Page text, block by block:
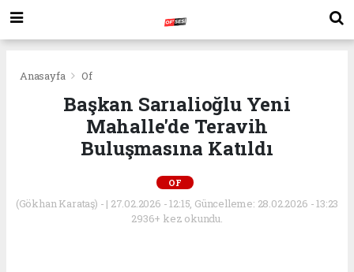
Anasayfa Of
Başkan Sarıalioğlu Yeni
Mahalle'de Teravih
Buluşmasına Katıldı
OF
(Gökhan Karataş) - | 27.02.2026 - 12:15, Güncelleme: 28.02.2026 - 13:23
2936+ kez okundu.